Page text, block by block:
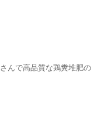
さんで高品質な鶏糞堆肥の